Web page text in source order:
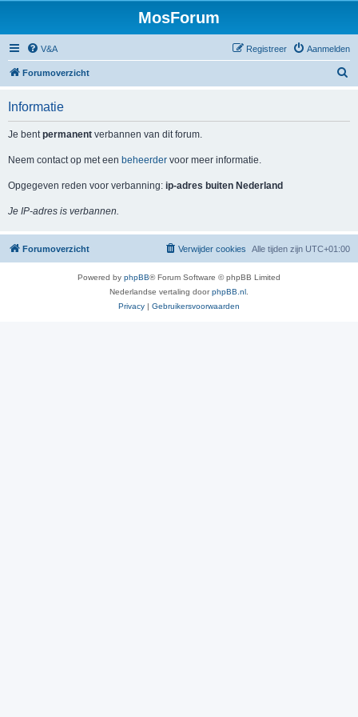
MosForum
V&A Aanmelden
Registreer
Forumoverzicht
Informatie
Je bentpermanent verbannen van dit forum.
Neem contact op met een beheerder voor meer informatie.
Opgegeven reden voor verbanning: ip-adres buiten Nederland
Je IP-adres is verbannen.
Forumoverzicht Alle tijden zijn UTC+01:00
Verwijder cookies
Powered by phpBB® Forum Software © phpBB Limited
Nederlandse vertaling doorphpBB.nl
Privacy | Gebruikersvoorwaarden